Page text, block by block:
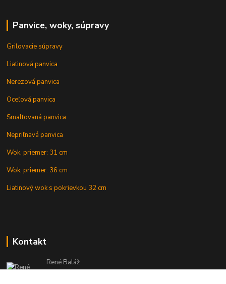
Panvice, woky, súpravy
Grilovacie súpravy
Liatinová panvica
Nerezová panvica
Oceľová panvica
Smaltovaná panvica
Nepriľnavá panvica
Wok, priemer: 31 cm
Wok, priemer: 36 cm
Liatinový wok s pokrievkou 32 cm
Kontakt
René Baláž
Eshop: +421 902 212 007